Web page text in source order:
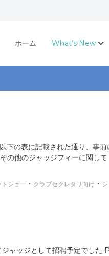
ホーム What’s New
の表に記載された通り、事
の他のジャッジフィーに関し
トショー ・ クラブセクレタリ向け ・
ャッジとして招聘予定でし